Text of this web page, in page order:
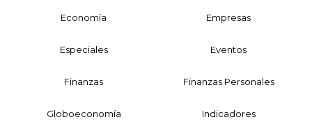
Economía Empresas
Especiales Eventos
Finanzas Finanzas Personales
Globoeconomía Indicadores